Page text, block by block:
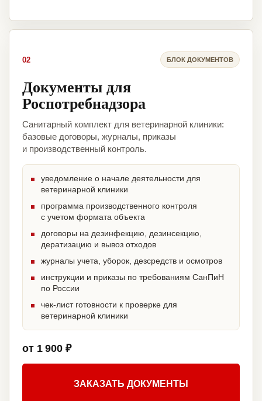
02 БЛОК ДОКУМЕНТОВ
Документы для
Роспотребнадзора
Санитарный комплект для ветеринарной клиники:
базовые договоры, журналы, приказы
и производственный контроль.
уведомление о начале деятельности для
ветеринарной клиники
программа производственного контроля
с учетом формата объекта
договоры на дезинфекцию, дезинсекцию,
дератизацию и вывоз отходов
журналы учета, уборок, дезсредств и осмотров
инструкции и приказы по требованиям СанПиН
по России
чек-лист готовности к проверке для
ветеринарной клиники
от 1 900 ₽
ЗАКАЗАТЬ ДОКУМЕНТЫ